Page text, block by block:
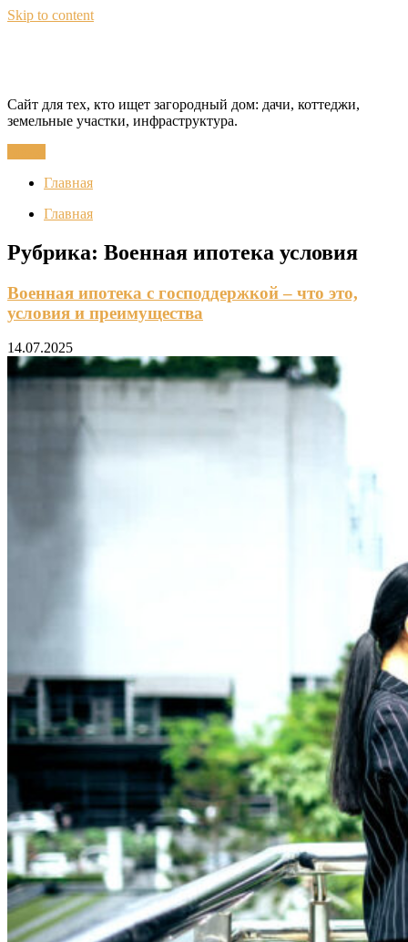
Skip to content
Сайт для тех, кто ищет загородный дом: дачи, коттеджи,
земельные участки, инфраструктура.
Главная
Главная
Рубрика: Военная ипотека условия
Военная ипотека с господдержкой – что это,
условия и преимущества
14.07.2025